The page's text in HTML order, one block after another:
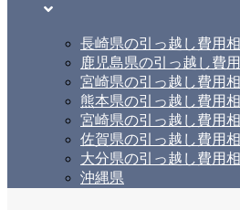
長崎県の引っ越し費用
鹿児島県の引っ越し費
宮崎県の引っ越し費用
熊本県の引っ越し費用
宮崎県の引っ越し費用
佐賀県の引っ越し費用
大分県の引っ越し費用
沖縄県